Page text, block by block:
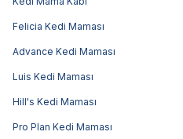
Felicia Kedi Maması
Advance Kedi Maması
Luis Kedi Maması
Hill's Kedi Maması
Pro Plan Kedi Maması